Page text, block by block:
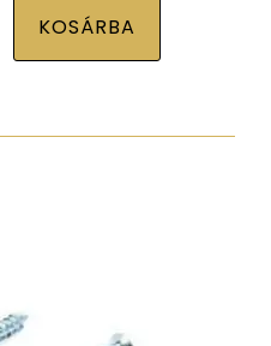
KOSÁRBA